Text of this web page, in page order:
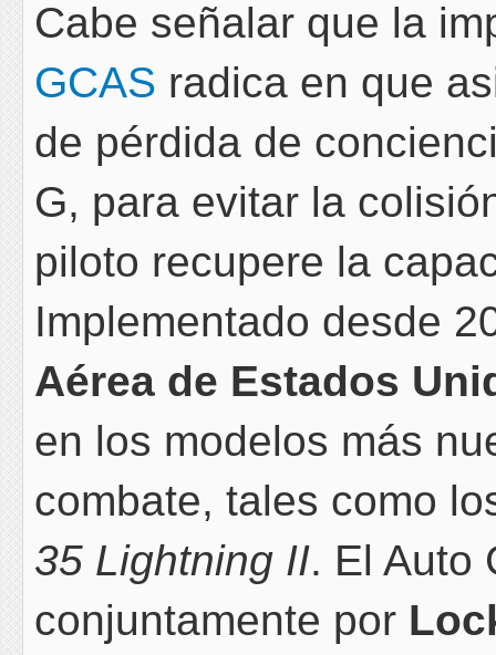
Cabe señalar que la
GCAS radica en que
de pérdida de
G, para evitar la
piloto recupere la
Implementado desde
Aérea de Estados
en los modelos más
combate, tales como
35 Lightning II. El Auto
conjuntamente por